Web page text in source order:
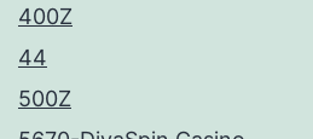
400Z
44
500Z